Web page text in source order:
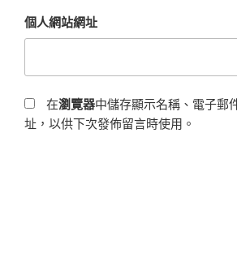
個人網站網址
在瀏覽器中儲存顯示名稱、電子郵
址，以供下次發佈留言時使用。